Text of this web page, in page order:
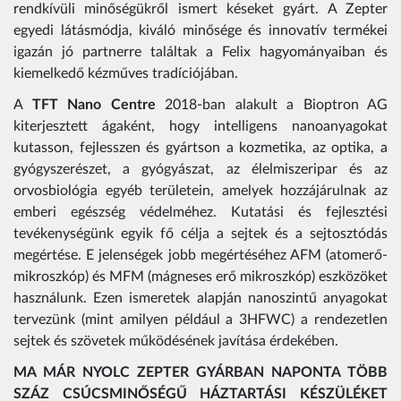
rendkívüli minőségükről ismert késeket gyárt. A Zepter
egyedi látásmódja, kiváló minősége és innovatív termékei
igazán jó partnerre találtak a Felix hagyományaiban és
kiemelkedő kézműves tradíciójában.
A TFT Nano Centre 2018-ban alakult a Bioptron AG
kiterjesztett ágaként, hogy intelligens nanoanyagokat
kutasson, fejlesszen és gyártson a kozmetika, az optika, a
gyógyszerészet, a gyógyászat, az élelmiszeripar és az
orvosbiológia egyéb területein, amelyek hozzájárulnak az
emberi egészség védelméhez. Kutatási és fejlesztési
tevékenységünk egyik fő célja a sejtek és a sejtosztódás
megértése. E jelenségek jobb megértéséhez AFM (atomerő-
mikroszkóp) és MFM (mágneses erő mikroszkóp) eszközöket
használunk. Ezen ismeretek alapján nanoszintű anyagokat
tervezünk (mint amilyen például a 3HFWC) a rendezetlen
sejtek és szövetek működésének javítása érdekében.
MA MÁR NYOLC ZEPTER GYÁRBAN NAPONTA TÖBB
SZÁZ CSÚCSMINŐSÉGŰ HÁZTARTÁSI KÉSZÜLÉKET